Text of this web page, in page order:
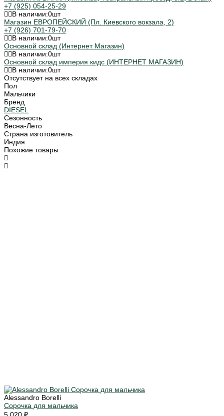
+7 (925) 054-25-29
В наличии:0шт
Магазин ЕВРОПЕЙСКИЙ (Пл. Киевского вокзала, 2)
+7 (926) 701-79-70
В наличии:0шт
Основной склад (Интернет Магазин)
В наличии:0шт
Основной склад империя кидс (ИНТЕРНЕТ МАГАЗИН)
В наличии:0шт
Отсутствует на всех складах
Пол
Мальчики
Бренд
DIESEL
Сезонность
Весна-Лето
Страна изготовитель
Индия
Похожие товары
Alessandro Borelli
Сорочка для мальчика